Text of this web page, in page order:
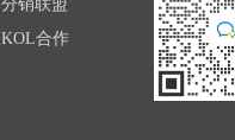
分销联盟
KOL合作